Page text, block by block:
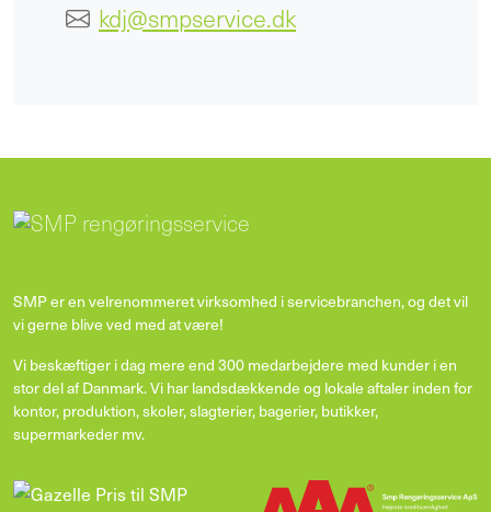
kdj@smpservice.dk
SMP er en velrenommeret virksomhed i servicebranchen, og det vil
vi gerne blive ved med at være!
Vi beskæftiger i dag mere end 300 medarbejdere med kunder i en
stor del af Danmark. Vi har landsdækkende og lokale aftaler inden for
kontor, produktion, skoler, slagterier, bagerier, butikker,
supermarkeder mv.